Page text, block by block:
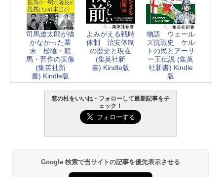
司馬遼太郎が描
かなかった幕
末 松陰・龍
馬・晋作の実像
(集英社新
書) Kindle版
よみがえる戦時
体制 治安体制
の歴史と現在
(集英社新
書) Kindle版
物語 ウェール
ズ抗戦史 ケル
トの民とアーサ
ー王伝説 (集英
社新書) Kindle
版
窓の杜をいいね・フォローして最新記事をチ
ェック！
Google 検索で当サイトの記事を優先表示させる